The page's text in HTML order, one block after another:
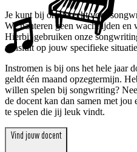
Je kunt bij ons terecht voor
We hanteren geen wachttijden en
Hierbij gebruiken onze
aansluit op jouw specifieke
Instromen is bij ons het hele jaar
geldt één maand opzegtermijn.
willen spelen bij songwriting?
de docent kan dan samen met
te spelen die jij leuk vindt.
Vind jouw docent